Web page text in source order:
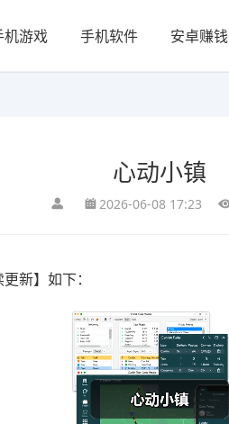
机游戏 手机软件 安卓赚钱
心动小镇
2026-06-08 17:23
新】如下：